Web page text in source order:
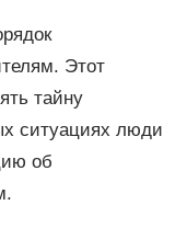
Этот
тайну
ситуациях люди
об